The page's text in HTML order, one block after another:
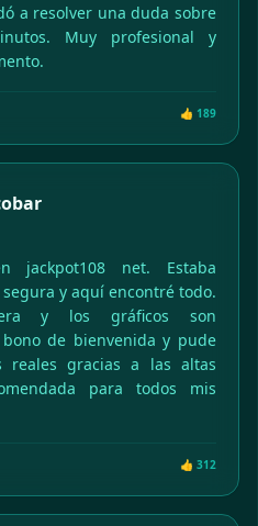
a resolver una duda sobre
Muy profesional y
👍 189
jackpot108 net. Estaba
y aquí encontré todo.
y los gráficos son
de bienvenida y pude
reales gracias a las altas
para todos mis
👍 312